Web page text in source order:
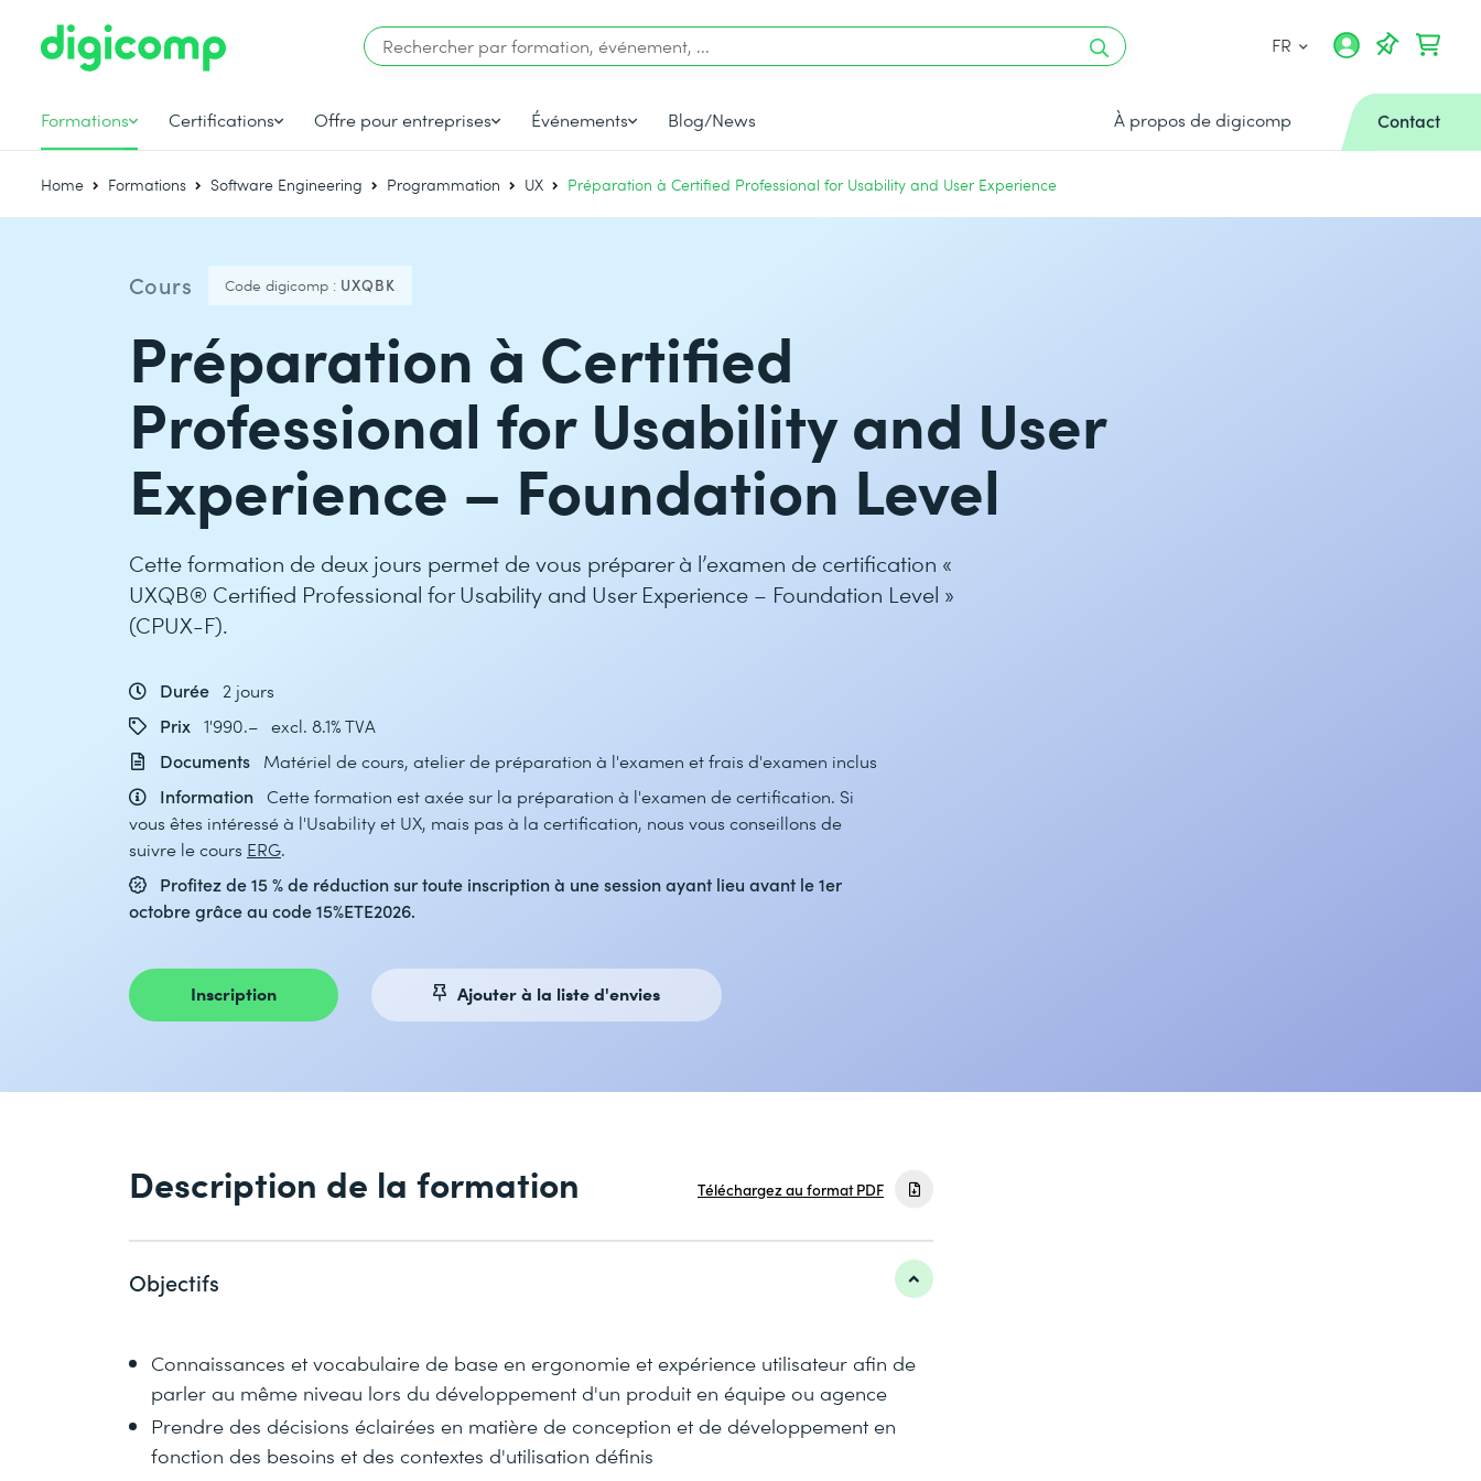
FR
Formations Certifications Offre pour entreprises Événements Blog/News À propos de digicomp Contact
Home Formations Software Engineering Programmation UX Préparation à Certified Professional for Usability and User Experience
Cours Code digicomp : UXQBK
Préparation à Certified
Professional for Usability and User
Experience – Foundation Level
Cette formation de deux jours permet de vous préparer à l’examen de certification «
UXQB® Certified Professional for Usability and User Experience – Foundation Level »
(CPUX-F).
Durée
2 jours
Prix
1'990.– excl. 8.1% TVA
Documents
Matériel de cours, atelier de préparation à l'examen et frais d'examen inclus
Information Cette formation est axée sur la préparation à l'examen de certification. Si
vous êtes intéressé à l'Usability et UX, mais pas à la certification, nous vous conseillons de
suivre le cours ERG.
Profitez de 15 % de réduction sur toute inscription à une session ayant lieu avant le 1er
octobre grâce au code 15%ETE2026.
Inscription Ajouter à la liste d'envies
Description de la formation Téléchargez au format PDF
Objectifs
Connaissances et vocabulaire de base en ergonomie et expérience utilisateur afin de
parler au même niveau lors du développement d'un produit en équipe ou agence
Prendre des décisions éclairées en matière de conception et de développement en
fonction des besoins et des contextes d'utilisation définis